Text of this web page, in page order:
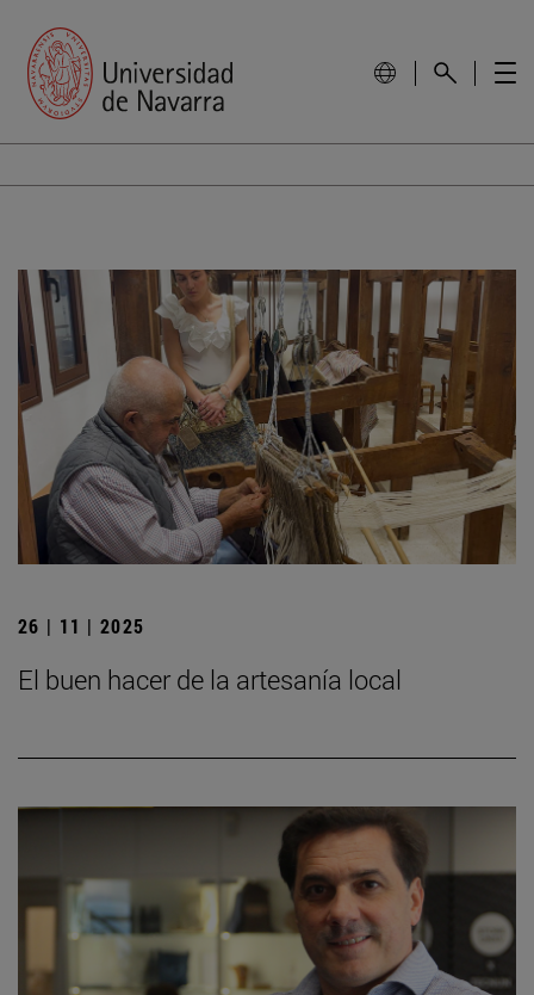
26 | 11 | 2025
El buen hacer de la artesanía local